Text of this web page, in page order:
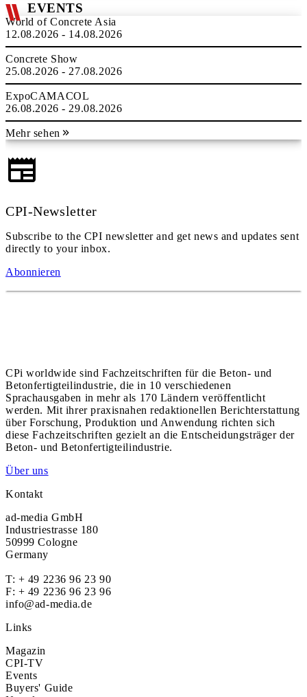
EVENTS
World of Concrete Asia
12.08.2026 - 14.08.2026
Concrete Show
25.08.2026 - 27.08.2026
ExpoCAMACOL
26.08.2026 - 29.08.2026
Mehr sehen
CPI-Newsletter
Subscribe to the CPI newsletter and get news and updates sent
directly to your inbox.
Abonnieren
CPi worldwide sind Fachzeitschriften für die Beton- und
Betonfertigteilindustrie, die in 10 verschiedenen
Sprachausgaben in mehr als 170 Ländern veröffentlicht
werden. Mit ihrer praxisnahen redaktionellen Berichterstattung
über Forschung, Produktion und Anwendung richten sich
diese Fachzeitschriften gezielt an die Entscheidungsträger der
Beton- und Betonfertigteilindustrie.
Über uns
Kontakt
ad-media GmbH
Industriestrasse 180
50999 Cologne
Germany
T: + 49 2236 96 23 90
F: + 49 2236 96 23 96
info@ad-media.de
Links
Magazin
CPI-TV
Events
Buyers' Guide